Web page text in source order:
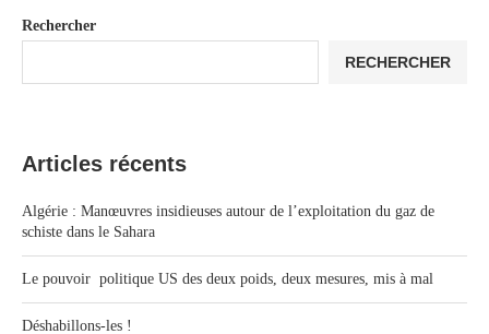
Rechercher
RECHERCHER
Articles récents
Algérie : Manœuvres insidieuses autour de l’exploitation du gaz de
schiste dans le Sahara
Le pouvoir politique US des deux poids, deux mesures, mis à mal
Déshabillons-les !